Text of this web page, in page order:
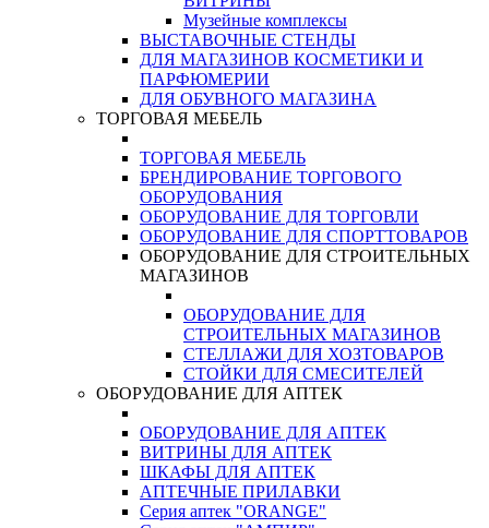
Музейные комплексы
ВЫСТАВОЧНЫЕ СТЕНДЫ
ДЛЯ МАГАЗИНОВ КОСМЕТИКИ И
ПАРФЮМЕРИИ
ДЛЯ ОБУВНОГО МАГАЗИНА
ТОРГОВАЯ МЕБЕЛЬ
ТОРГОВАЯ МЕБЕЛЬ
БРЕНДИРОВАНИЕ ТОРГОВОГО
ОБОРУДОВАНИЯ
ОБОРУДОВАНИЕ ДЛЯ ТОРГОВЛИ
ОБОРУДОВАНИЕ ДЛЯ СПОРТТОВАРОВ
ОБОРУДОВАНИЕ ДЛЯ СТРОИТЕЛЬНЫХ
МАГАЗИНОВ
ОБОРУДОВАНИЕ ДЛЯ
СТРОИТЕЛЬНЫХ МАГАЗИНОВ
СТЕЛЛАЖИ ДЛЯ ХОЗТОВАРОВ
СТОЙКИ ДЛЯ СМЕСИТЕЛЕЙ
ОБОРУДОВАНИЕ ДЛЯ АПТЕК
ОБОРУДОВАНИЕ ДЛЯ АПТЕК
ВИТРИНЫ ДЛЯ АПТЕК
ШКАФЫ ДЛЯ АПТЕК
АПТЕЧНЫЕ ПРИЛАВКИ
Серия аптек "ORANGE"